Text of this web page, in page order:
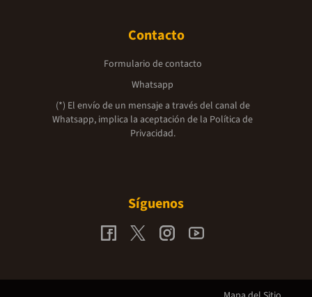
Contacto
Formulario de contacto
Whatsapp
(*) El envío de un mensaje a través del canal de
Whatsapp, implica la aceptación de la Política de
Privacidad.
Síguenos